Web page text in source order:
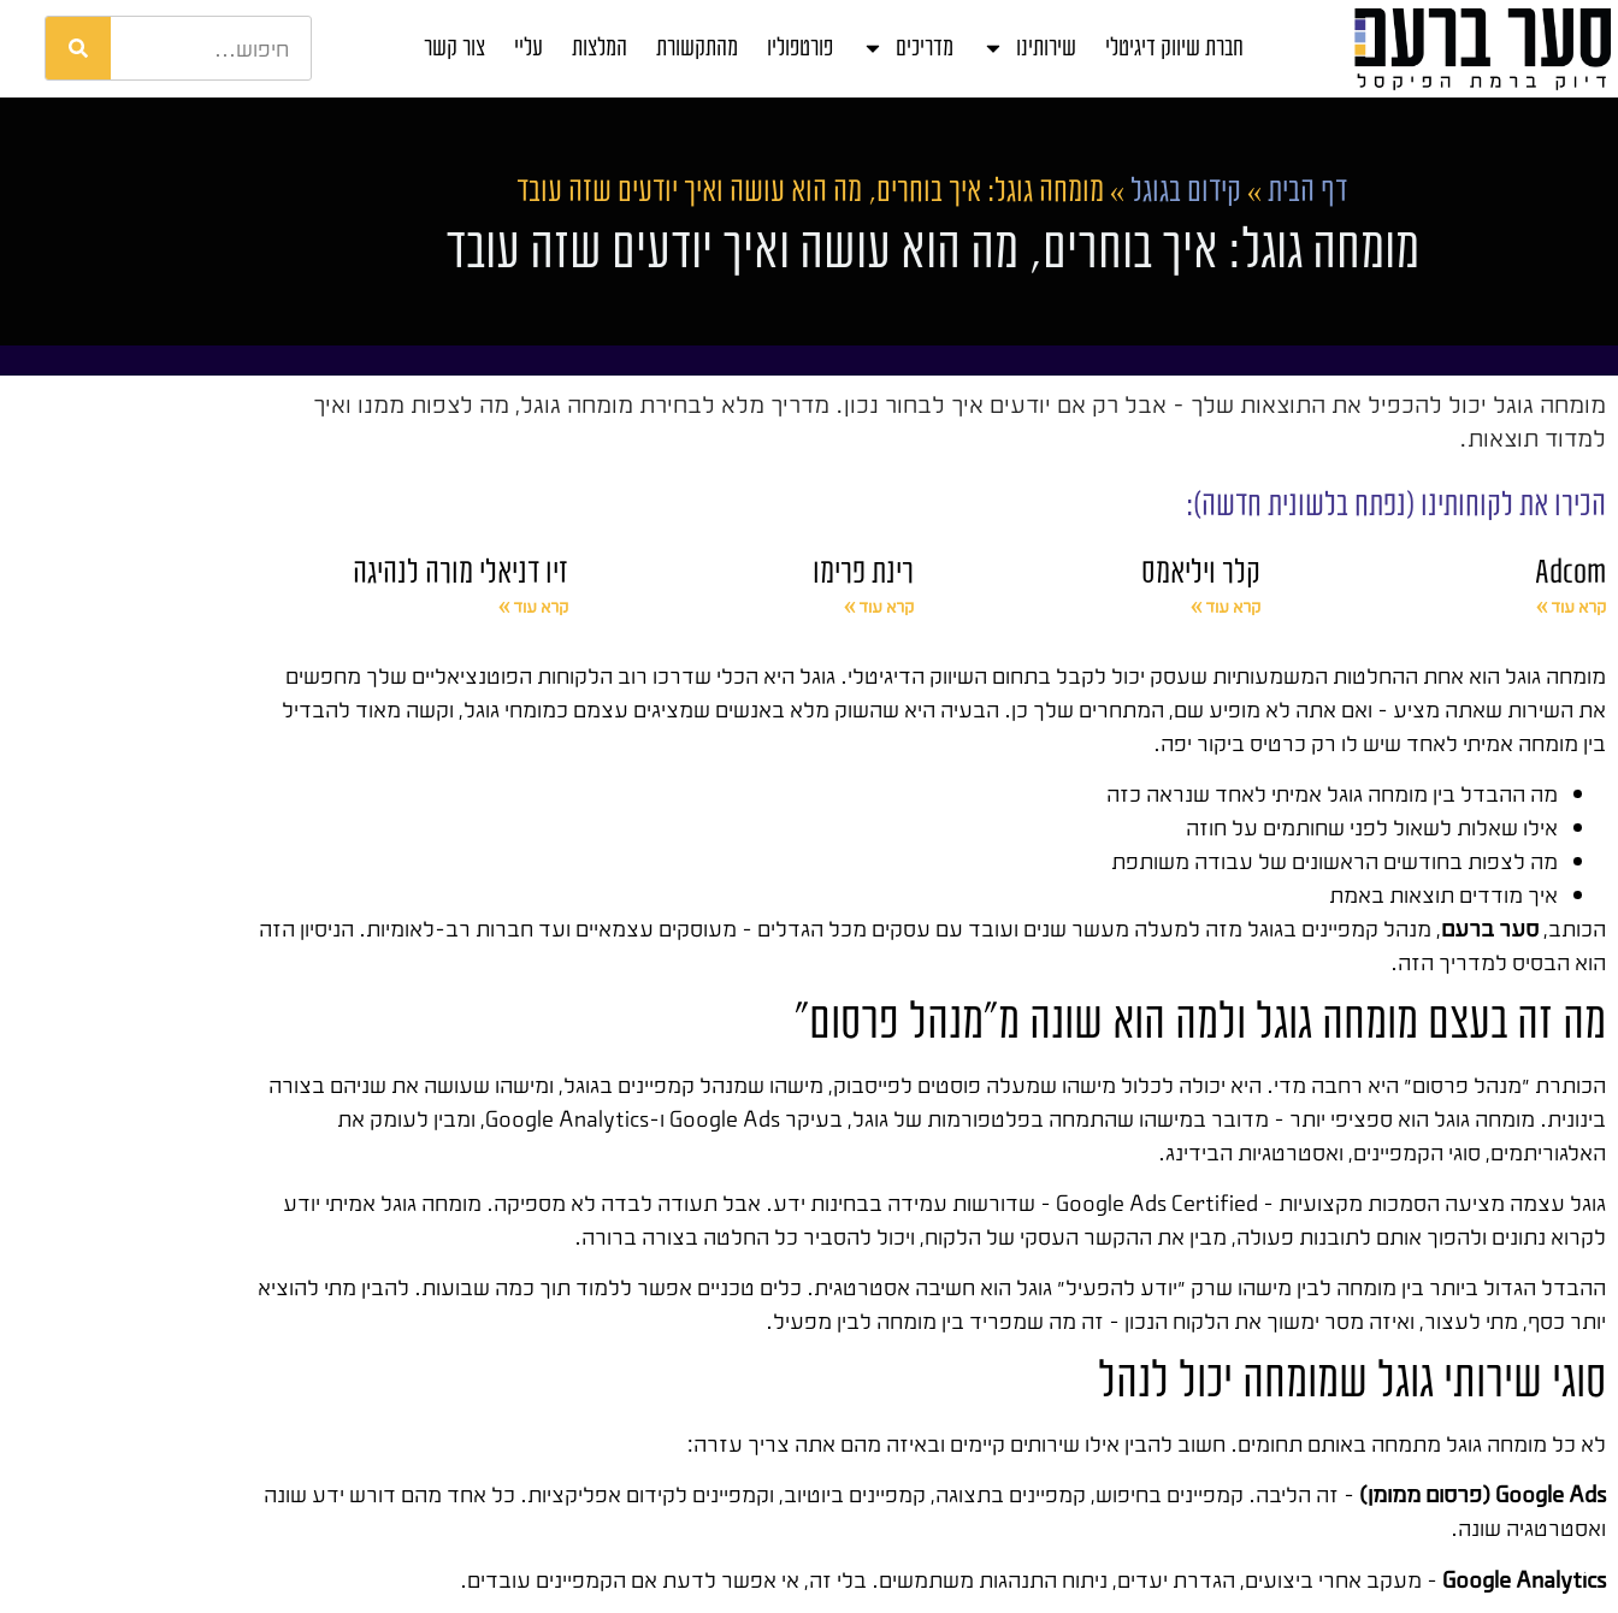
חברת שיווק דיגיטלי שירותינו מדריכים פורטפוליו מהתקשורת המלצות עליי צור קשר
דף הבית » קידום בגוגל » מומחה גוגל: איך בוחרים, מה הוא עושה ואיך יודעים שזה עובד
מומחה גוגל: איך בוחרים, מה הוא עושה ואיך יודעים שזה עובד
מומחה גוגל יכול להכפיל את התוצאות שלך - אבל רק אם יודעים איך לבחור נכון. מדריך מלא לבחירת מומחה גוגל, מה לצפות ממנו ואיך
למדוד תוצאות.
הכירו את לקוחותינו (נפתח בלשונית חדשה):
Adcom
קרא עוד »
קלר ויליאמס
קרא עוד »
רינת פרימו
קרא עוד »
זיו דניאלי מורה לנהיגה
קרא עוד »
מומחה גוגל הוא אחת ההחלטות המשמעותיות שעסק יכול לקבל בתחום השיווק הדיגיטלי. גוגל היא הכלי שדרכו רוב הלקוחות הפוטנציאליים שלך מחפשים
את השירות שאתה מציע – ואם אתה לא מופיע שם, המתחרים שלך כן. הבעיה היא שהשוק מלא באנשים שמציגים עצמם כמומחי גוגל, וקשה מאוד להבדיל
בין מומחה אמיתי לאחד שיש לו רק כרטיס ביקור יפה.
מה ההבדל בין מומחה גוגל אמיתי לאחד שנראה כזה
אילו שאלות לשאול לפני שחותמים על חוזה
מה לצפות בחודשים הראשונים של עבודה משותפת
איך מודדים תוצאות באמת
הכותב,סער ברעם, מנהל קמפיינים בגוגל מזה למעלה מעשר שנים ועובד עם עסקים מכל הגדלים – מעוסקים עצמאיים ועד חברות רב-לאומיות. הניסיון הזה
הוא הבסיס למדריך הזה.
מה זה בעצם מומחה גוגל ולמה הוא שונה מ"מנהל פרסום"
הכותרת "מנהל פרסום" היא רחבה מדי. היא יכולה לכלול מישהו שמעלה פוסטים לפייסבוק, מישהו שמנהל קמפיינים בגוגל, ומישהו שעושה את שניהם בצורה
בינונית. מומחה גוגל הוא ספציפי יותר – מדובר במישהו שהתמחה בפלטפורמות של גוגל, בעיקר Google Ads ו-Google Analytics, ומבין לעומק את
האלגוריתמים, סוגי הקמפיינים, ואסטרטגיות הבידינג.
גוגל עצמה מציעה הסמכות מקצועיות – Google Ads Certified – שדורשות עמידה בבחינות ידע. אבל תעודה לבדה לא מספיקה. מומחה גוגל אמיתי יודע
לקרוא נתונים ולהפוך אותם לתובנות פעולה, מבין את ההקשר העסקי של הלקוח, ויכול להסביר כל החלטה בצורה ברורה.
ההבדל הגדול ביותר בין מומחה לבין מישהו שרק "יודע להפעיל" גוגל הוא חשיבה אסטרטגית. כלים טכניים אפשר ללמוד תוך כמה שבועות. להבין מתי להוציא
יותר כסף, מתי לעצור, ואיזה מסר ימשוך את הלקוח הנכון – זה מה שמפריד בין מומחה לבין מפעיל.
סוגי שירותי גוגל שמומחה יכול לנהל
לא כל מומחה גוגל מתמחה באותם תחומים. חשוב להבין אילו שירותים קיימים ובאיזה מהם אתה צריך עזרה:
Google Ads (פרסום ממומן)
– זה הליבה. קמפיינים בחיפוש, קמפיינים בתצוגה, קמפיינים ביוטיוב, וקמפיינים לקידום אפליקציות. כל אחד מהם דורש ידע שונה
ואסטרטגיה שונה.
Google Analytics – מעקב אחרי ביצועים, הגדרת יעדים, ניתוח התנהגות משתמשים. בלי זה, אי אפשר לדעת אם הקמפיינים עובדים.